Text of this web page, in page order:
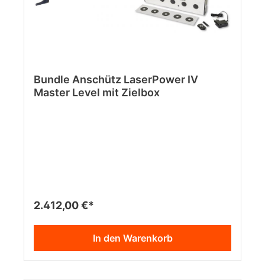
Bundle Anschütz LaserPower IV
Master Level mit Zielbox
2.412,00 €*
In den Warenkorb